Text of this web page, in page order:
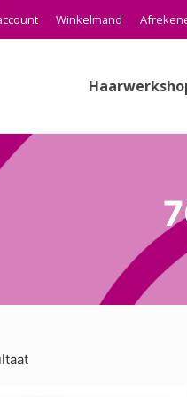
Winkelmand